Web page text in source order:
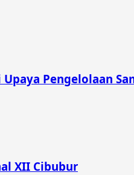
Pengelolaan
XII Cibubur